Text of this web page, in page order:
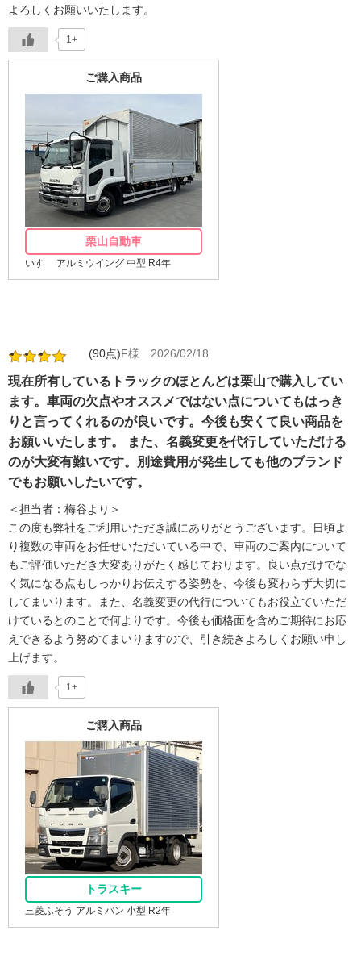
よろしくお願いいたします。
1+
ご購入商品
栗山自動車
いすゞ アルミウイング 中型 R4年
(90点)F様 2026/02/18
現在所有しているトラックのほとんどは栗山で購入してい
ます。車両の欠点やオススメではない点についてもはっき
りと言ってくれるのが良いです。今後も安くて良い商品を
お願いいたします。 また、名義変更を代行していただける
のが大変有難いです。別途費用が発生しても他のブランド
でもお願いしたいです。
＜担当者：梅谷より＞
この度も弊社をご利用いただき誠にありがとうございます。日頃よ
り複数の車両をお任せいただいている中で、車両のご案内について
もご評価いただき大変ありがたく感じております。良い点だけでな
く気になる点もしっかりお伝えする姿勢を、今後も変わらず大切に
してまいります。また、名義変更の代行についてもお役立ていただ
けているとのことで何よりです。今後も価格面を含めご期待にお応
えできるよう努めてまいりますので、引き続きよろしくお願い申し
上げます。
1+
ご購入商品
トラスキー
三菱ふそう アルミバン 小型 R2年